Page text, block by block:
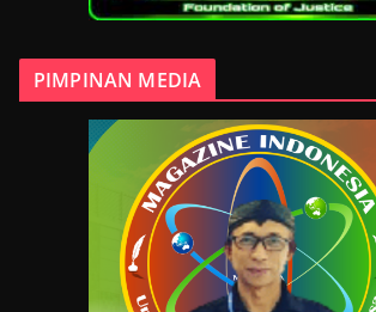
PIMPINAN MEDIA